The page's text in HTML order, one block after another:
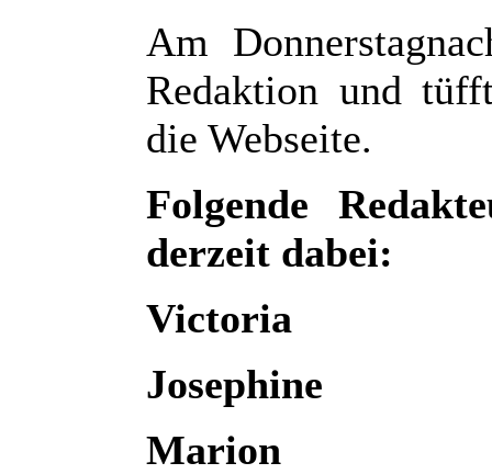
Am
Redaktion und
die Webseite.
Folgende
derzeit dabei:
Victoria
Josephine
Marion